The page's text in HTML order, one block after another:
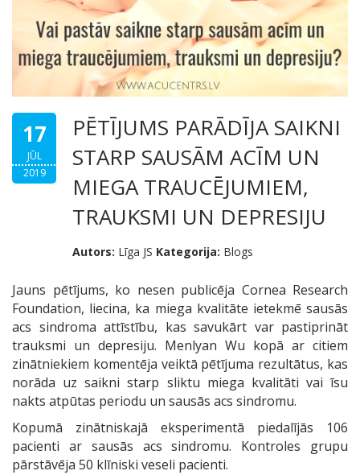
17
JŪL
2019
PĒTĪJUMS PARĀDĪJA SAIKNI
STARP SAUSĀM ACĪM UN
MIEGA TRAUCĒJUMIEM,
TRAUKSMI UN DEPRESIJU
Autors: Līga JS Kategorija: Blogs
Jauns pētījums, ko nesen publicēja Cornea Research
Foundation, liecina, ka miega kvalitāte ietekmē sausās
acs sindroma attīstību, kas savukārt var pastiprināt
trauksmi un depresiju. Menlyan Wu kopā ar citiem
zinātniekiem komentēja veiktā pētījuma rezultātus, kas
norāda uz saikni starp sliktu miega kvalitāti vai īsu
nakts atpūtas periodu un sausās acs sindromu.
Kopumā zinātniskajā eksperimentā piedalījās 106
pacienti ar sausās acs sindromu. Kontroles grupu
pārstāvēja 50 klīniski veseli pacienti.